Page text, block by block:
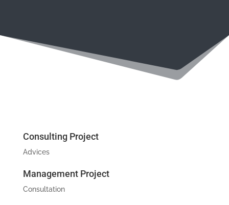
Consulting Project
Advices
Management Project
Consultation